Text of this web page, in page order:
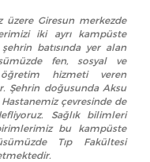
üzere Giresun merkezde
iki ayrı kampüste
batısında yer alan
fen, sosyal ve
hizmeti veren
Şehrin doğusunda Aksu
çevresinde de
Sağlık bilimleri
bu kampüste
Tıp Fakültesi